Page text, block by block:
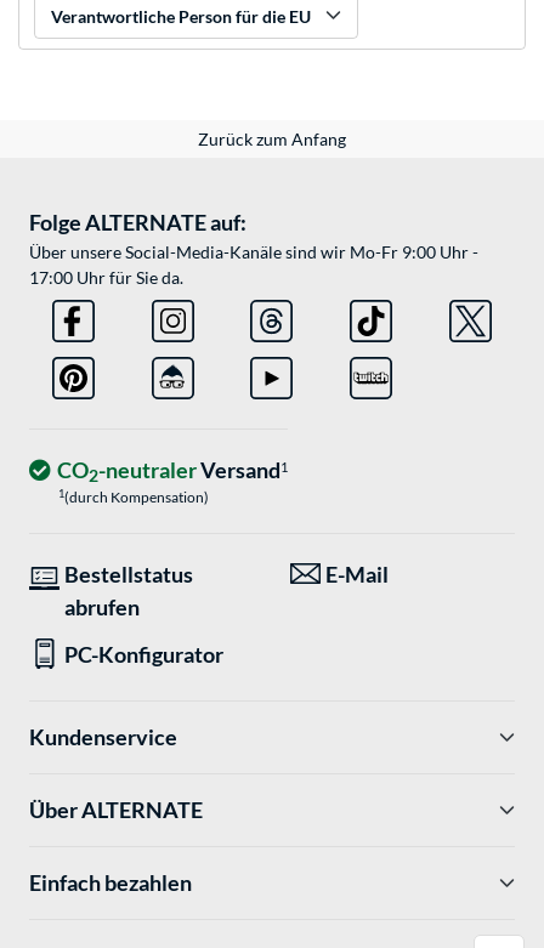
Verantwortliche Person für die EU
Zurück zum Anfang
Folge ALTERNATE auf:
Über unsere Social-Media-Kanäle sind wir Mo-Fr 9:00 Uhr -
17:00 Uhr für Sie da.
CO2-neutralerVersand1
1(durch Kompensation)
Bestellstatus
abrufen
E-Mail
PC-Konfigurator
Kundenservice
Über ALTERNATE
Einfach bezahlen